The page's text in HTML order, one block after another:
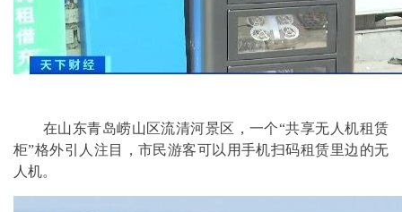
在山东青岛崂山区流清河景区，一个“共享无人机租赁
柜”格外引人注目，市民游客可以用手机扫码租赁里边的无
人机。